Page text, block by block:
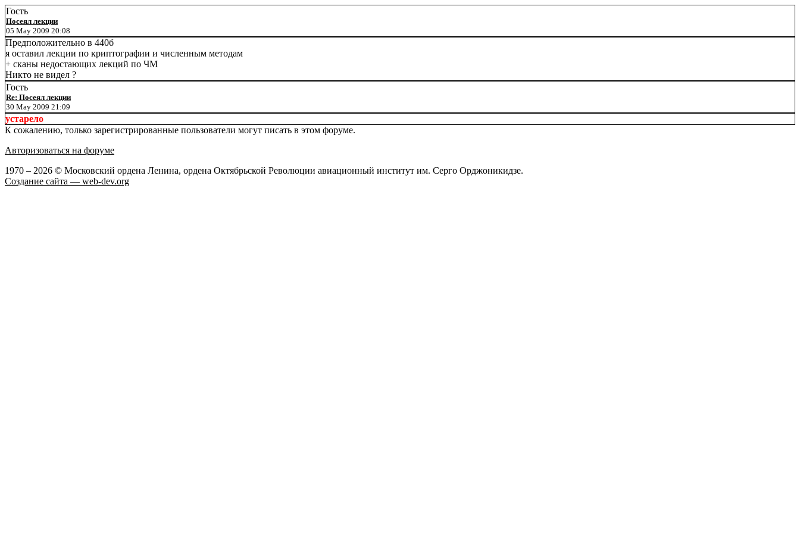
Гость
Посеял лекции
05 May 2009 20:08
Предположительно в 440б
я оставил лекции по криптографии и численным методам
+ сканы недостающих лекций по ЧМ
Никто не видел ?
Гость
Re: Посеял лекции
30 May 2009 21:09
устарело
К сожалению, только зарегистрированные пользователи могут писать в этом форуме.
Авторизоваться на форуме
1970 – 2026 © Московский ордена Ленина, ордена Октябрьской Революции авиационный институт им. Серго Орджоникидзе.
Создание сайта — web-dev.org